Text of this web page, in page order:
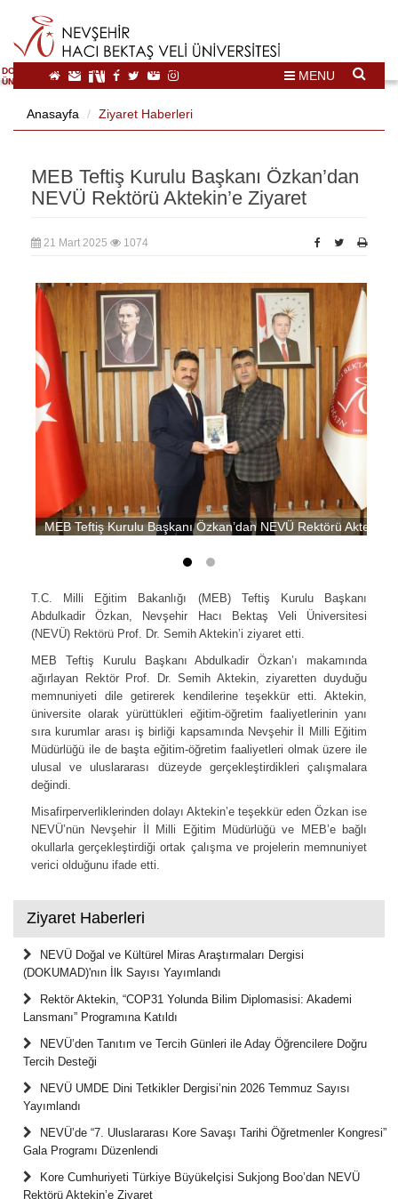
DOĞAL VE KÜLTÜREL MİRAS TURİZMİ İHTİSASLAŞMA
ÜNİVERSİTESİ
MENU
Anasayfa Ziyaret Haberleri
MEB Teftiş Kurulu Başkanı Özkan’dan
NEVÜ Rektörü Aktekin’e Ziyaret
21 Mart 2025 1074
MEB Teftiş Kurulu Başkanı Özkan’dan NEVÜ Rektörü
T.C. Milli Eğitim Bakanlığı (MEB) Teftiş Kurulu Başkanı
Abdulkadir Özkan, Nevşehir Hacı Bektaş Veli Üniversitesi
(NEVÜ) Rektörü Prof. Dr. Semih Aktekin’i ziyaret etti.
MEB Teftiş Kurulu Başkanı Abdulkadir Özkan’ı makamında
ağırlayan Rektör Prof. Dr. Semih Aktekin, ziyaretten duyduğu
memnuniyeti dile getirerek kendilerine teşekkür etti. Aktekin,
üniversite olarak yürüttükleri eğitim-öğretim faaliyetlerinin yanı
sıra kurumlar arası iş birliği kapsamında Nevşehir İl Milli Eğitim
Müdürlüğü ile de başta eğitim-öğretim faaliyetleri olmak üzere ile
ulusal ve uluslararası düzeyde gerçekleştirdikleri çalışmalara
değindi.
Misafirperverliklerinden dolayı Aktekin’e teşekkür eden Özkan ise
NEVÜ’nün Nevşehir İl Milli Eğitim Müdürlüğü ve MEB’e bağlı
okullarla gerçekleştirdiği ortak çalışma ve projelerin memnuniyet
verici olduğunu ifade etti.
Ziyaret Haberleri
NEVÜ Doğal ve Kültürel Miras Araştırmaları Dergisi
(DOKUMAD)'nın İlk Sayısı Yayımlandı
Rektör Aktekin, “COP31 Yolunda Bilim Diplomasisi: Akademi
Lansmanı” Programına Katıldı
NEVÜ’den Tanıtım ve Tercih Günleri ile Aday Öğrencilere Doğru
Tercih Desteği
NEVÜ UMDE Dini Tetkikler Dergisi’nin 2026 Temmuz Sayısı
Yayımlandı
NEVÜ’de “7. Uluslararası Kore Savaşı Tarihi Öğretmenler Kongresi”
Gala Programı Düzenlendi
Kore Cumhuriyeti Türkiye Büyükelçisi Sukjong Boo’dan NEVÜ
Rektörü Aktekin’e Ziyaret